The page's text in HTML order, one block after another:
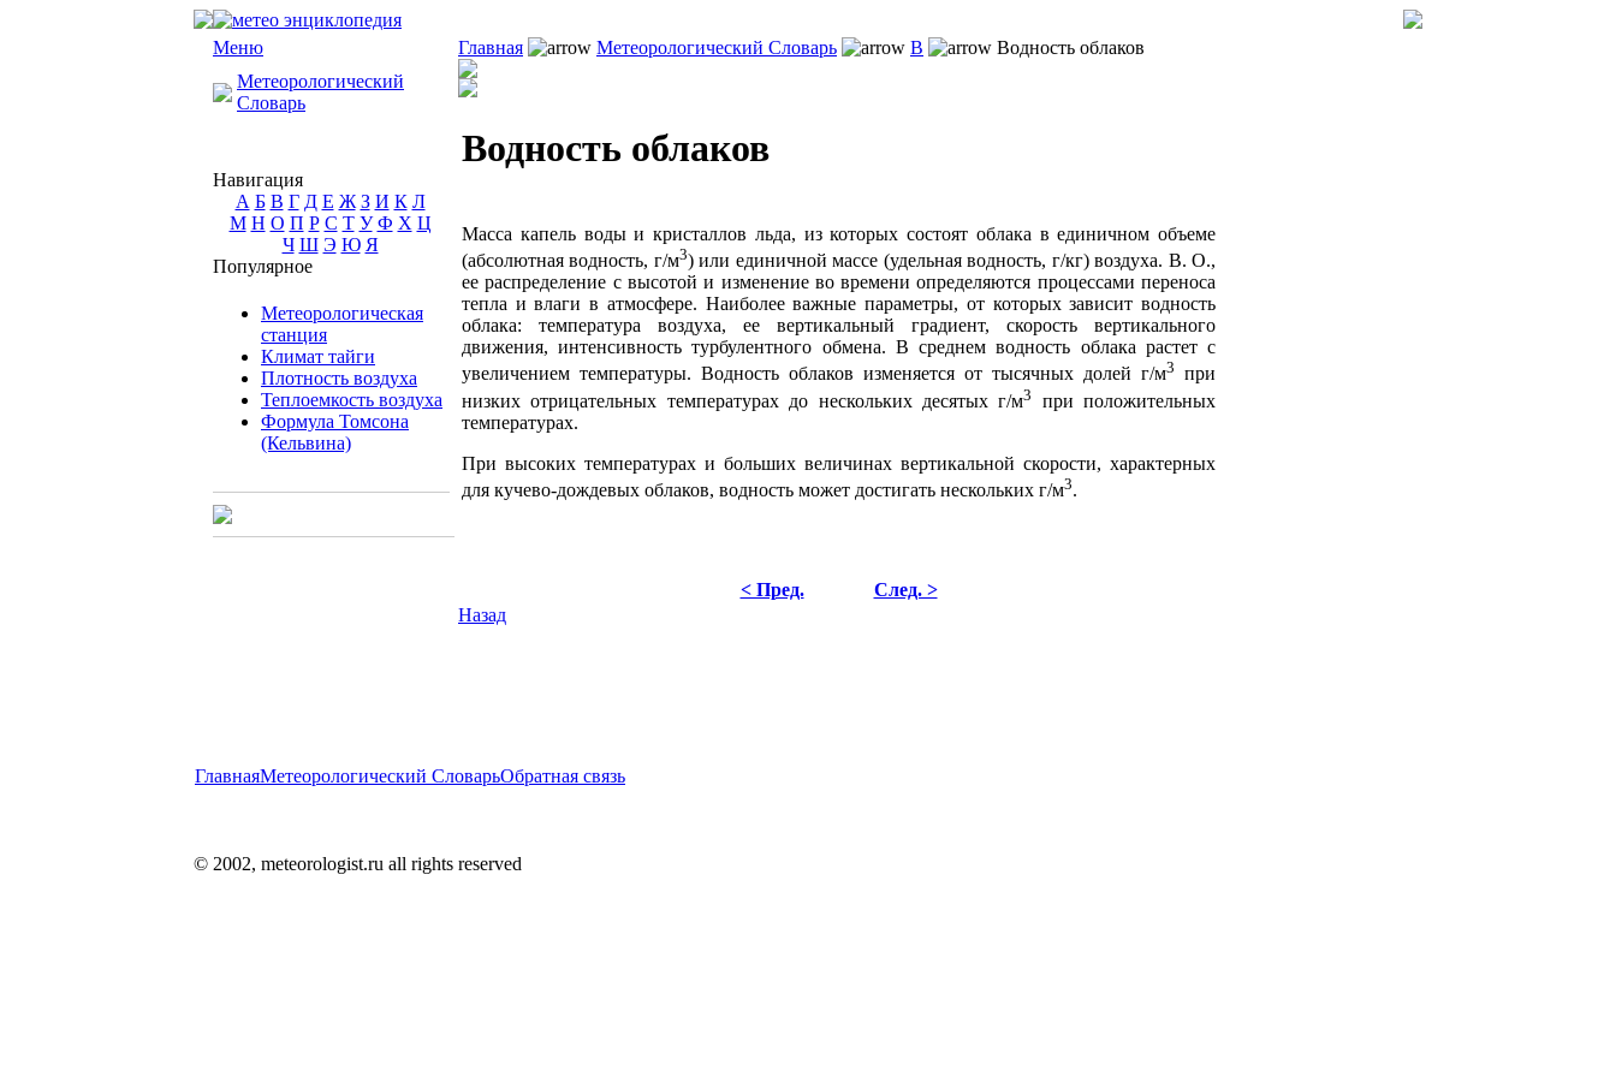
Меню
Метеорологический
Словарь
Навигация
А Б В Г Д Е Ж З И К Л
М Н О П Р С Т У Ф Х Ц
Ч Ш Э Ю Я
Популярное
Метеорологическая
станция
Климат тайги
Плотность воздуха
Теплоемкость воздуха
Формула Томсона
(Кельвина)
Главная Метеорологический Словарь В Водность облаков
Водность облаков
Масса капель воды и кристаллов льда, из которых состоят облака в единичном объеме
(абсолютная водность, г/м3) или единичной массе (удельная водность, г/кг) воздуха. В. О.,
ее распределение с высотой и изменение во времени определяются процессами переноса
тепла и влаги в атмосфере. Наиболее важные параметры, от которых зависит водность
облака: температура воздуха, ее вертикальный градиент, скорость вертикального
движения, интенсивность турбулентного обмена. В среднем водность облака растет с
увеличением температуры. Водность облаков изменяется от тысячных долей г/м3 при
низких отрицательных температурах до нескольких десятых г/м3
при положительных
температурах.
При высоких температурах и больших величинах вертикальной скорости, характерных
для кучево-дождевых облаков, водность может достигать нескольких г/м3.
< Пред.
След. >
Назад
ГлавнаяМетеорологический СловарьОбратная связь
© 2002, meteorologist.ru all rights reserved